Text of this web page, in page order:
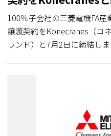
100％子会社の三菱電機FA
譲渡契約をKonecranes（コ
ランド）と7月2日に締結しま